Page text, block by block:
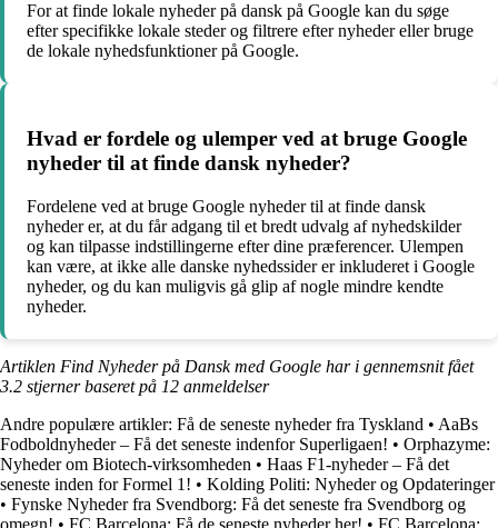
For at finde lokale nyheder på dansk på Google kan du søge
efter specifikke lokale steder og filtrere efter nyheder eller bruge
de lokale nyhedsfunktioner på Google.
Hvad er fordele og ulemper ved at bruge Google
nyheder til at finde dansk nyheder?
Fordelene ved at bruge Google nyheder til at finde dansk
nyheder er, at du får adgang til et bredt udvalg af nyhedskilder
og kan tilpasse indstillingerne efter dine præferencer. Ulempen
kan være, at ikke alle danske nyhedssider er inkluderet i Google
nyheder, og du kan muligvis gå glip af nogle mindre kendte
nyheder.
Artiklen Find Nyheder på Dansk med Google har i gennemsnit fået
3.2 stjerner baseret på 12 anmeldelser
Andre populære artikler: Få de seneste nyheder fra Tyskland • AaBs
Fodboldnyheder – Få det seneste indenfor Superligaen! • Orphazyme:
Nyheder om Biotech-virksomheden • Haas F1-nyheder – Få det
seneste inden for Formel 1! • Kolding Politi: Nyheder og Opdateringer
• Fynske Nyheder fra Svendborg: Få det seneste fra Svendborg og
omegn! • FC Barcelona: Få de seneste nyheder her! • FC Barcelona: